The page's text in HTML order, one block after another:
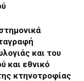
και του
και εθνικό
κτηνοτροφίας